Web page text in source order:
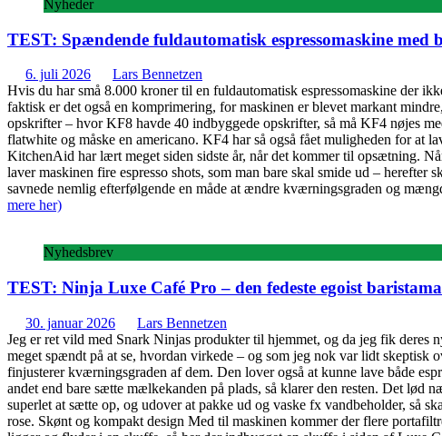
Nyheder
TEST: Spændende fuldautomatisk espressomaskine med
6. juli 2026
Lars Bennetzen
Hvis du har små 8.000 kroner til en fuldautomatisk espressomaskine der
faktisk er det også en komprimering, for maskinen er blevet markant
opskrifter – hvor KF8 havde 40 indbyggede opskrifter, så må KF4 nøjes
flatwhite og måske en americano. KF4 har så også fået muligheden for at
KitchenAid har lært meget siden sidste år, når det kommer til opsætning.
laver maskinen fire espresso shots, som man bare skal smide ud –
savnede nemlig efterfølgende en måde at ændre kværningsgraden og
mere her)
Nyhedsbrev
TEST: Ninja Luxe Café Pro – den fedeste egoist
30. januar 2026
Lars Bennetzen
Jeg er ret vild med Snark Ninjas produkter til hjemmet, og da jeg fik deres
meget spændt på at se, hvordan virkede – og som jeg nok var lidt skeptisk
finjusterer kværningsgraden af dem. Den lover også at kunne lave både
andet end bare sætte mælkekanden på plads, så klarer den resten. Det lød
superlet at sætte op, og udover at pakke ud og vaske fx vandbeholder, så
rose. Skønt og kompakt design Med til maskinen kommer der flere